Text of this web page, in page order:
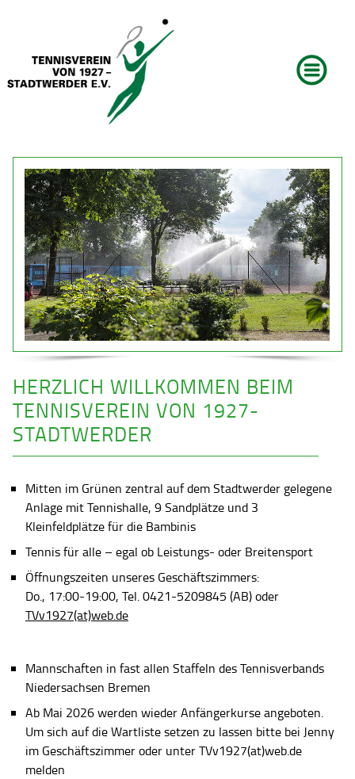
HERZLICH WILLKOMMEN BEIM
TENNISVEREIN VON 1927-
STADTWERDER
Mitten im Grünen zentral auf dem Stadtwerder gelegene
Anlage mit Tennishalle, 9 Sandplätze und 3
Kleinfeldplätze für die Bambinis
Tennis für alle – egal ob Leistungs- oder Breitensport
Öffnungszeiten unseres Geschäftszimmers:
Do., 17:00-19:00, Tel. 0421-5209845 (AB) oder
TVv1927(at)web.de
Mannschaften in fast allen Staffeln des Tennisverbands
Niedersachsen Bremen
Ab Mai 2026 werden wieder Anfängerkurse angeboten.
Um sich auf die Wartliste setzen zu lassen bitte bei Jenny
im Geschäftszimmer oder unter TVv1927(at)web.de
melden